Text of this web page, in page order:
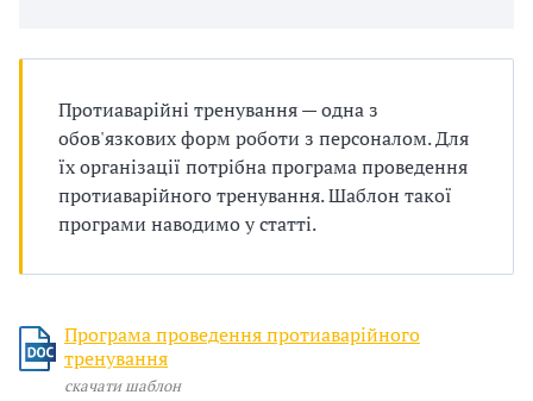
Протиаварійні тренування — одна з
обов'язкових форм роботи з персоналом. Для
їх організації потрібна програма проведення
протиаварійного тренування. Шаблон такої
програми наводимо у статті.
Програма проведення протиаварійного
тренування
скачати шаблон
в
а